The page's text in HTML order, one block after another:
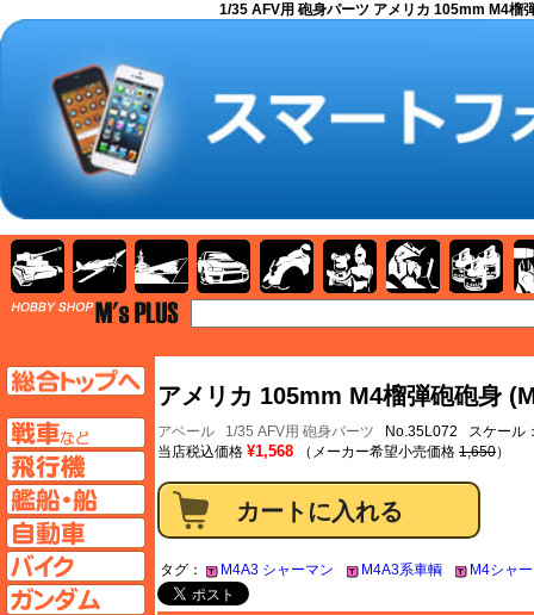
1/35 AFV用 砲身パーツ アメリカ 105mm M4榴
アメリカ 105mm M4榴弾砲砲身
アベール 1/35 AFV用 砲身パーツ No.35L072 スケール
当店税込価格 ¥1,568 （メーカー希望小売価格 1,650）
タグ： M4A3 シャーマン M4A3系車輌 M4シャ
AFV
飛行機ページへ
艦船ページへ
自動車ページへ
バイクページへ
ガンダムページへ
AFV 飛行機 艦船 自動車 バイク キャラクターガンダム 塗料